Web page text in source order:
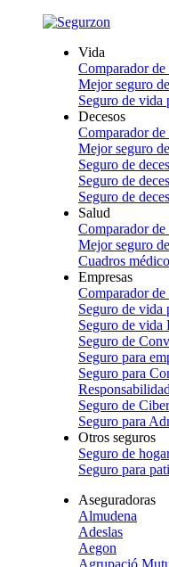
Vida
Comparador de
Mejor seguro
Seguro de vida
Decesos
Comparador de
Mejor seguro
Seguro de
Seguro de
Seguro de
Salud
Comparador de
Mejor seguro
Cuadros
Empresas
Comparador de
Seguro de vida
Seguro de vida
Seguro de
Seguro para
Seguro para
Seguro de
Seguro para
Otros seguros
Seguro de
Seguro para
Aseguradoras
Almudena
Adeslas
Aegon
Agrupació